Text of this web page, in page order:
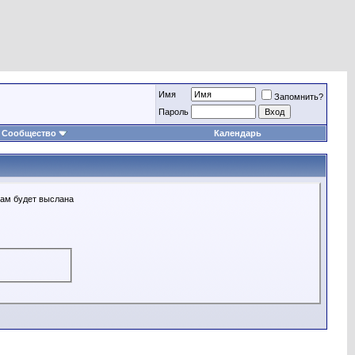
Имя
Запомнить?
Пароль
Сообщество Календарь
будет выслана